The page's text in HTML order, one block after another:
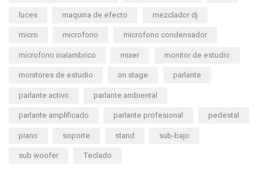
luces maquina de efecto mezclador dj
micro microfono microfono condensador
microfono inalambrico mixer monitor de estudio
monitores de estudio on stage parlante
parlante activo parlante ambiental
parlante amplificado parlante profesional pedestal
piano soporte stand sub-bajo
sub woofer Teclado